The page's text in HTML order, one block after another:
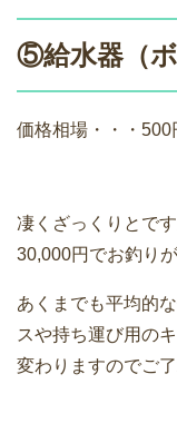
⑤給水器（ボ
価格相場・・・500
凄くざっくりとで
30,000円でお釣り
あくまでも平均的
スや持ち運び用の
変わりますのでご了